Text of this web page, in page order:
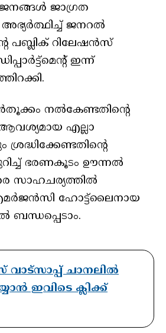
ജനങ്ങൾ ജാഗ്രത
ജനറൽ
പബ്ലിക് റിലേഷൻസ്
ഇന്ന്
നൽകേണ്ടതിൻ്റെ
എല്ലാ
ഭരണകൂടം ഊന്നൽ
സാഹചര്യത്തിൽ
ഹോട്ട്‌ലൈനായ
ബന്ധപ്പെടാം.
വാട്സാപ്പ് ചാനലിൽ
ഇവിടെ ക്ലിക്ക്